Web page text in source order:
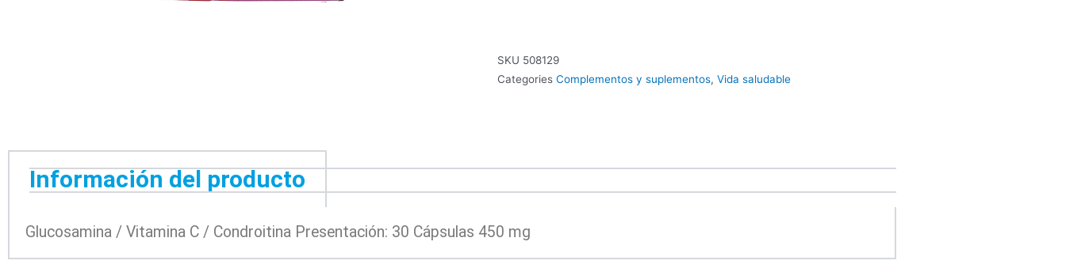
SKU 508129
Categories Complementos y suplementos, Vida saludable
Información del producto
Glucosamina / Vitamina C / Condroitina Presentación: 30 Cápsulas 450 mg